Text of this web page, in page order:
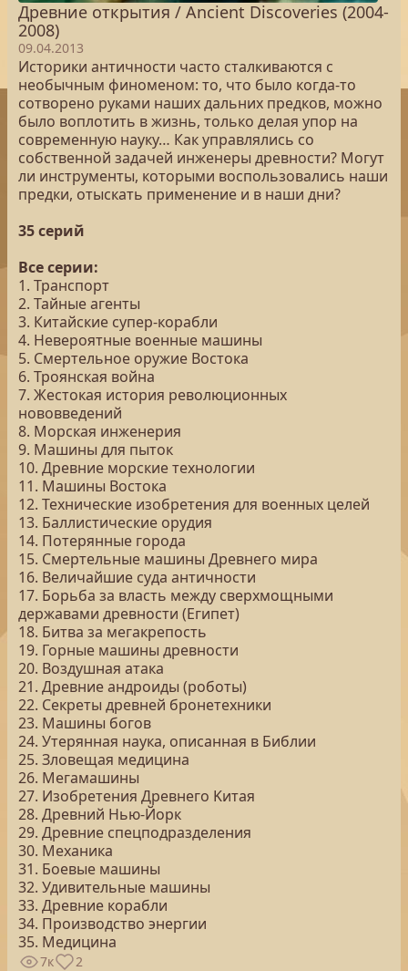
Древние открытия / Ancient Discoveries (2004-
2008)
09.04.2013
Историки античности часто сталкиваются с
необычным финоменом: то, что было когда-то
сотворено руками наших дальних предков, можно
было воплотить в жизнь, только делая упор на
современную науку… Как управлялись со
собственной задачей инженеры древности? Могут
ли инструменты, которыми воспользовались наши
предки, отыскать применение и в наши дни?
35 серий
Все серии:
1. Транспорт
2. Тайные агенты
3. Китайские супер-корабли
4. Невероятные военные машины
5. Смертельное оружие Востока
6. Троянская война
7. Жестокая история революционных
нововведений
8. Морская инженерия
9. Машины для пыток
10. Древние морские технологии
11. Машины Востока
12. Технические изобретения для военных целей
13. Баллистические орудия
14. Потерянные города
15. Смертельные машины Древнего мира
16. Величайшие суда античности
17. Борьба за власть между сверхмощными
державами древности (Египет)
18. Битва за мегакрепость
19. Горные машины древности
20. Воздушная атака
21. Древние андроиды (роботы)
22. Секреты древней бронетехники
23. Машины богов
24. Утерянная наука, описанная в Библии
25. Зловещая медицина
26. Мегамашины
27. Изобретения Древнего Kитая
28. Древний Нью-Йорк
29. Древние спецподразделения
30. Механика
31. Боевые машины
32. Удивительные машины
33. Древние корабли
34. Производство энергии
35. Медицина
7к 2